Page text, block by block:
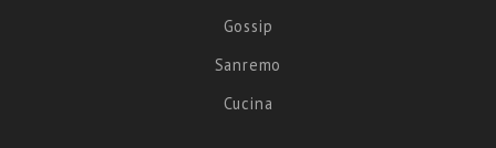
Gossip
Sanremo
Cucina